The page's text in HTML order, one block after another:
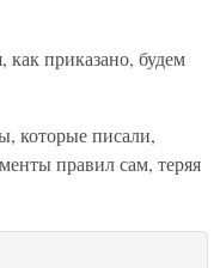
приказано, будем
которые писали,
правил сам, теряя